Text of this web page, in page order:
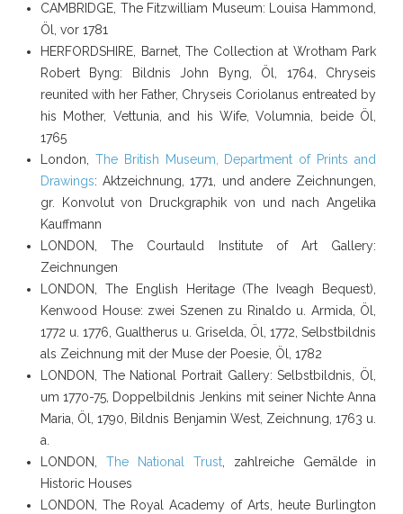
CAMBRIDGE, The Fitzwilliam Museum: Louisa Hammond,
Öl, vor 1781
HERFORDSHIRE, Barnet, The Collection at Wrotham Park
Robert Byng: Bildnis John Byng, Öl, 1764, Chryseis
reunited with her Father, Chryseis Coriolanus entreated by
his Mother, Vettunia, and his Wife, Volumnia, beide Öl,
1765
London
The British Museum, Department of Prints and
Drawings: Aktzeichnung, 1771, und andere Zeichnungen,
gr. Konvolut von Druckgraphik von und nach Angelika
Kauffmann
LONDON, The Courtauld Institute of Art Gallery:
Zeichnungen
LONDON, The English Heritage (The Iveagh Bequest),
Kenwood House: zwei Szenen zu Rinaldo u. Armida, Öl,
1772 u. 1776, Gualtherus u. Griselda, Öl, 1772, Selbstbildnis
als Zeichnung mit der Muse der Poesie, Öl, 1782
LONDON, The National Portrait Gallery: Selbstbildnis, Öl,
um 1770-75, Doppelbildnis Jenkins mit seiner Nichte Anna
Maria, Öl, 1790, Bildnis Benjamin West, Zeichnung, 1763 u.
a.
LONDON, The National Trust , zahlreiche Gemälde in
Historic Houses
LONDON, The Royal Academy of Arts, heute Burlington